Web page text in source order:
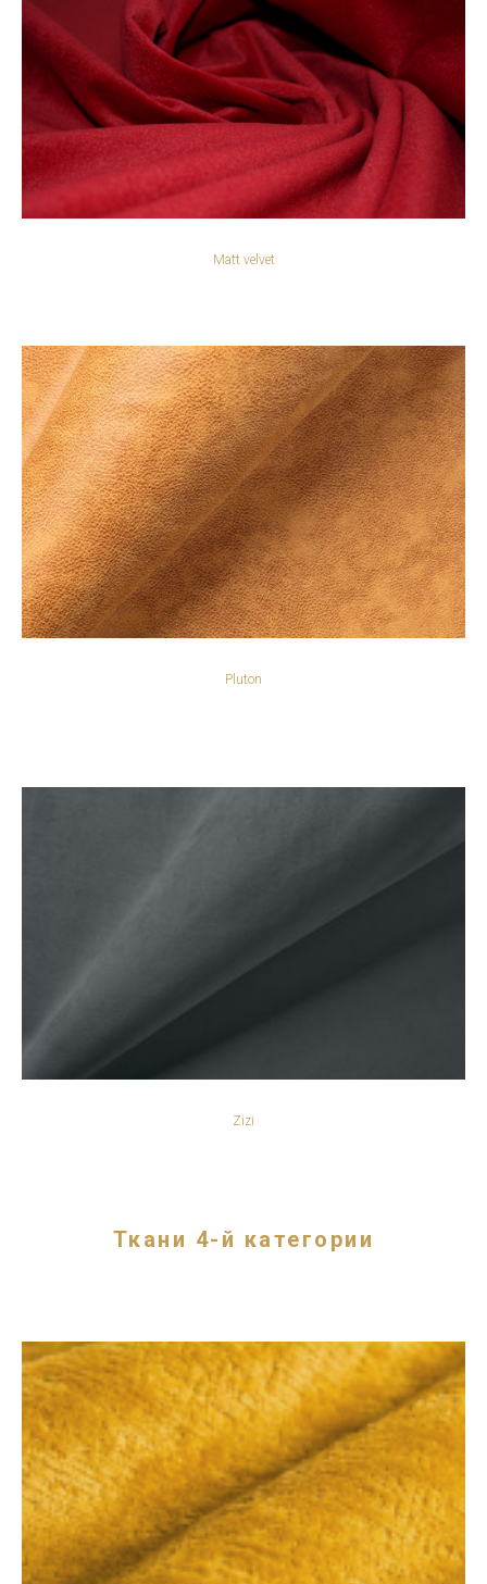
Matt velvet
Pluton
Zizi
Ткани 4-й категории